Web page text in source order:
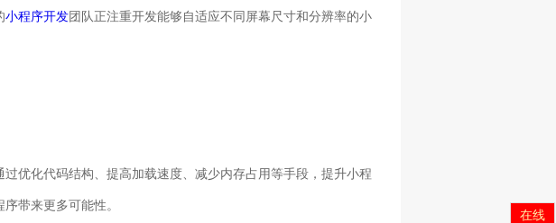
小程序开发团队正注重开发能够自适应不同屏幕尺寸和分辨率的小
优化代码结构、提高加载速度、减少内存占用等手段，提升小程
带来更多可能性。
在线